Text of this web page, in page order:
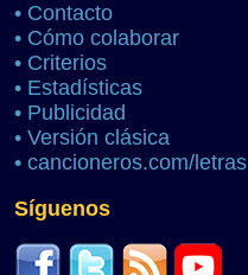
• Contacto
• Cómo colaborar
• Criterios
• Estadísticas
• Publicidad
• Versión clásica
• cancioneros.com/letras
Síguenos